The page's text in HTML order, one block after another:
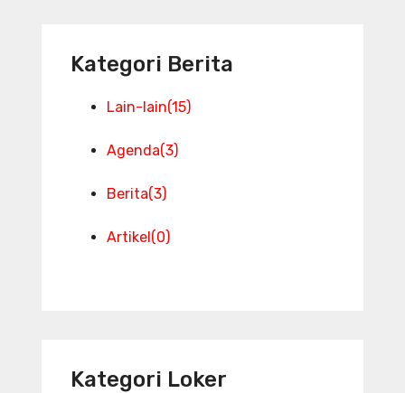
Kategori Berita
Lain-lain(15)
Agenda(3)
Berita(3)
Artikel(0)
Kategori Loker